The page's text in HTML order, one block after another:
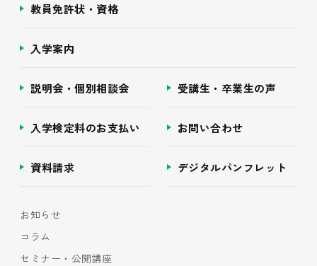
教員免許状・資格
入学案内
説明会・個別相談会 受講生・卒業生の声
入学検定料のお支払い お問い合わせ
資料請求 デジタルパンフレット
お知らせ
コラム
セミナー・公開講座